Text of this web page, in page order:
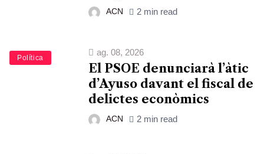
ACN 2 min read
Política
ag. 08, 2026
El PSOE denunciarà l’àtic
d’Ayuso davant el fiscal de
delictes econòmics
ACN 2 min read